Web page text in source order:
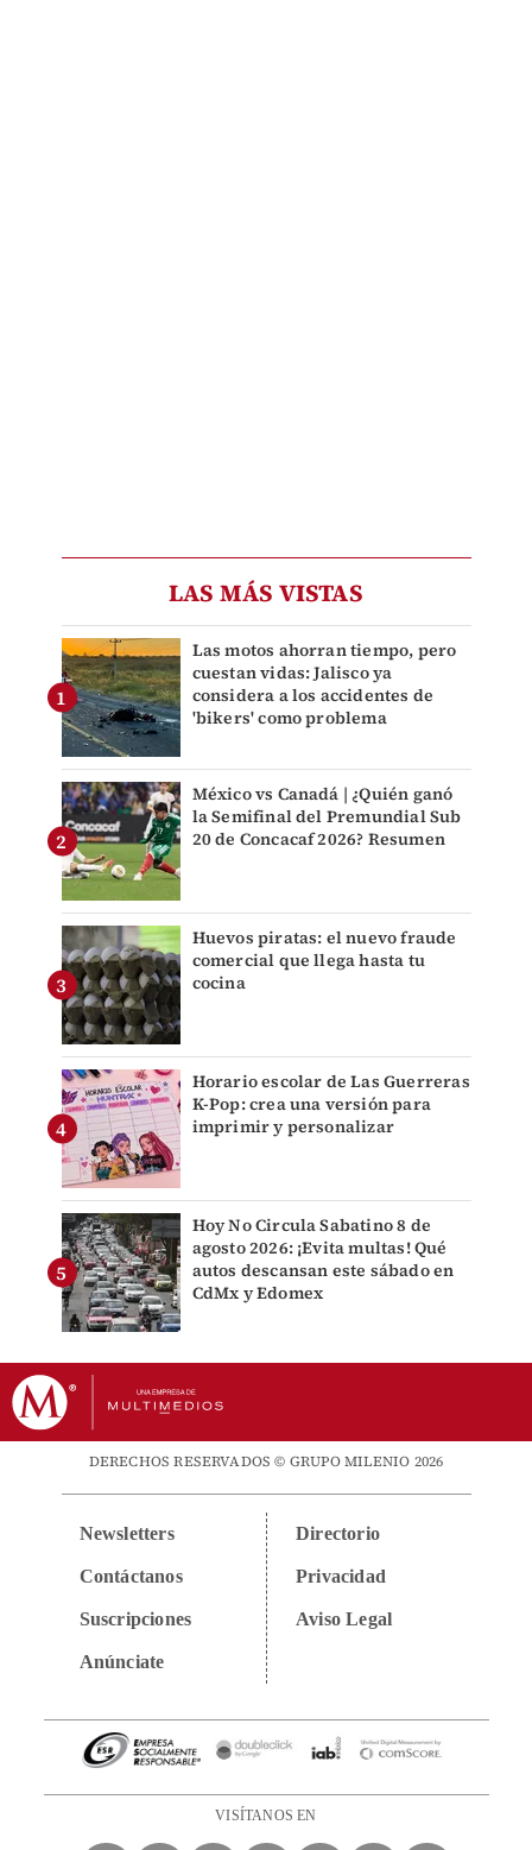
LAS MÁS VISTAS
Las motos ahorran tiempo, pero
cuestan vidas: Jalisco ya
considera a los accidentes de
'bikers' como problema
México vs Canadá | ¿Quién ganó
la Semifinal del Premundial Sub
20 de Concacaf 2026? Resumen
Huevos piratas: el nuevo fraude
comercial que llega hasta tu
cocina
Horario escolar de Las Guerreras
K-Pop: crea una versión para
imprimir y personalizar
Hoy No Circula Sabatino 8 de
agosto 2026: ¡Evita multas! Qué
autos descansan este sábado en
CdMx y Edomex
DERECHOS RESERVADOS © GRUPO MILENIO 2026
Newsletters
Contáctanos
Suscripciones
Anúnciate
Directorio
Privacidad
Aviso Legal
VISÍTANOS EN